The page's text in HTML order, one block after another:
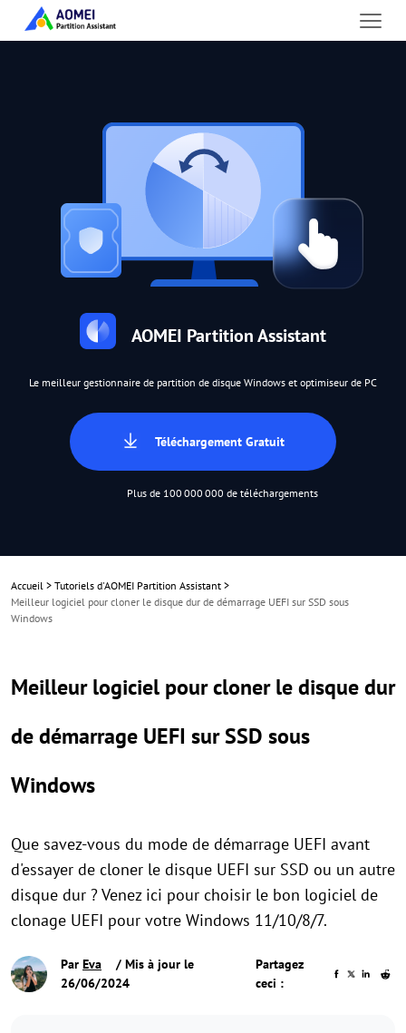
AOMEI Partition Assistant
Le meilleur gestionnaire de partition de disque Windows et optimiseur de PC
Téléchargement Gratuit
Plus de 100 000 000 de téléchargements
Accueil > Tutoriels d'AOMEI Partition Assistant >
Meilleur logiciel pour cloner le disque dur de démarrage UEFI sur SSD sous
Windows
Meilleur logiciel pour cloner le disque dur
de démarrage UEFI sur SSD sous
Windows
Que savez-vous du mode de démarrage UEFI avant
d'essayer de cloner le disque UEFI sur SSD ou un autre
disque dur ? Venez ici pour choisir le bon logiciel de
clonage UEFI pour votre Windows 11/10/8/7.
Par Eva
/ Mis à jour le
26/06/2024
Partagez
ceci :